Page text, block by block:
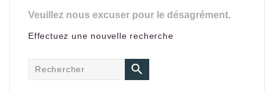
Veuillez nous excuser pour le désagrément.
Effectuez une nouvelle recherche
